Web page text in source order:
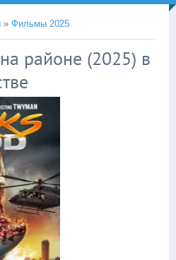
» Фильмы 2025
районе (2025) в